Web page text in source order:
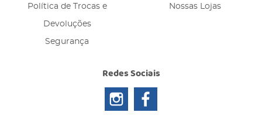
Política de Trocas e
Devoluções
Segurança
Nossas Lojas
Redes Sociais